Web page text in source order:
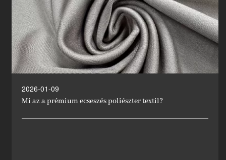
2026-01-09
Mi az a prémium ecseszés poliészter textil?